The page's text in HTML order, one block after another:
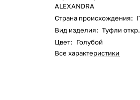
ALEXANDRA
Страна происхождения:
Вид изделия: Туфли
Цвет: Голубой
Все характеристики